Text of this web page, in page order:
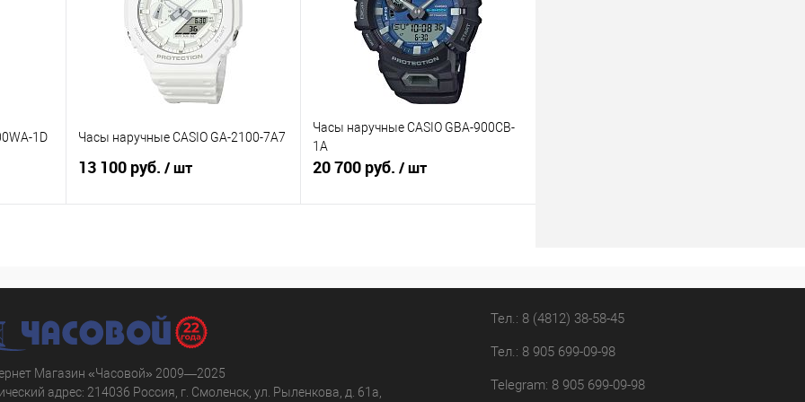
В избранное
В наличии
В избранное
В наличии
1D Часы наручные CASIO GA-2100-7A7
13 100 руб. / шт
Купить в 1 клик
К сравнению
В избранное
Часы наручные CASIO GBA-900CB-
1A
20 700 руб. / шт
Купить в 1 клик
К сравнению
В наличии
Магазин «Часовой» 2009—2025
адрес: 214036 Россия, г. Смоленск, ул. Рыленкова, д. 61а,
Тел.: 8 (4812) 38-58-45
Тел.: 8 905 699-09-98
Telegram: 8 905 699-09-98